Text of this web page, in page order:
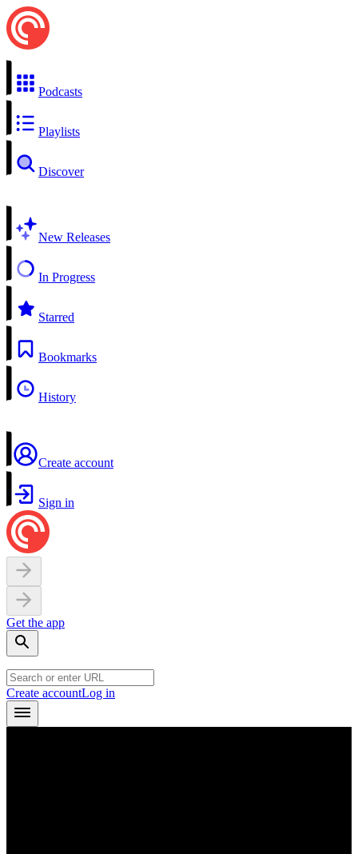
Podcasts
Playlists
Discover
New Releases
In Progress
Starred
Bookmarks
History
Create account
Sign in
Get the app
Create accountLog in